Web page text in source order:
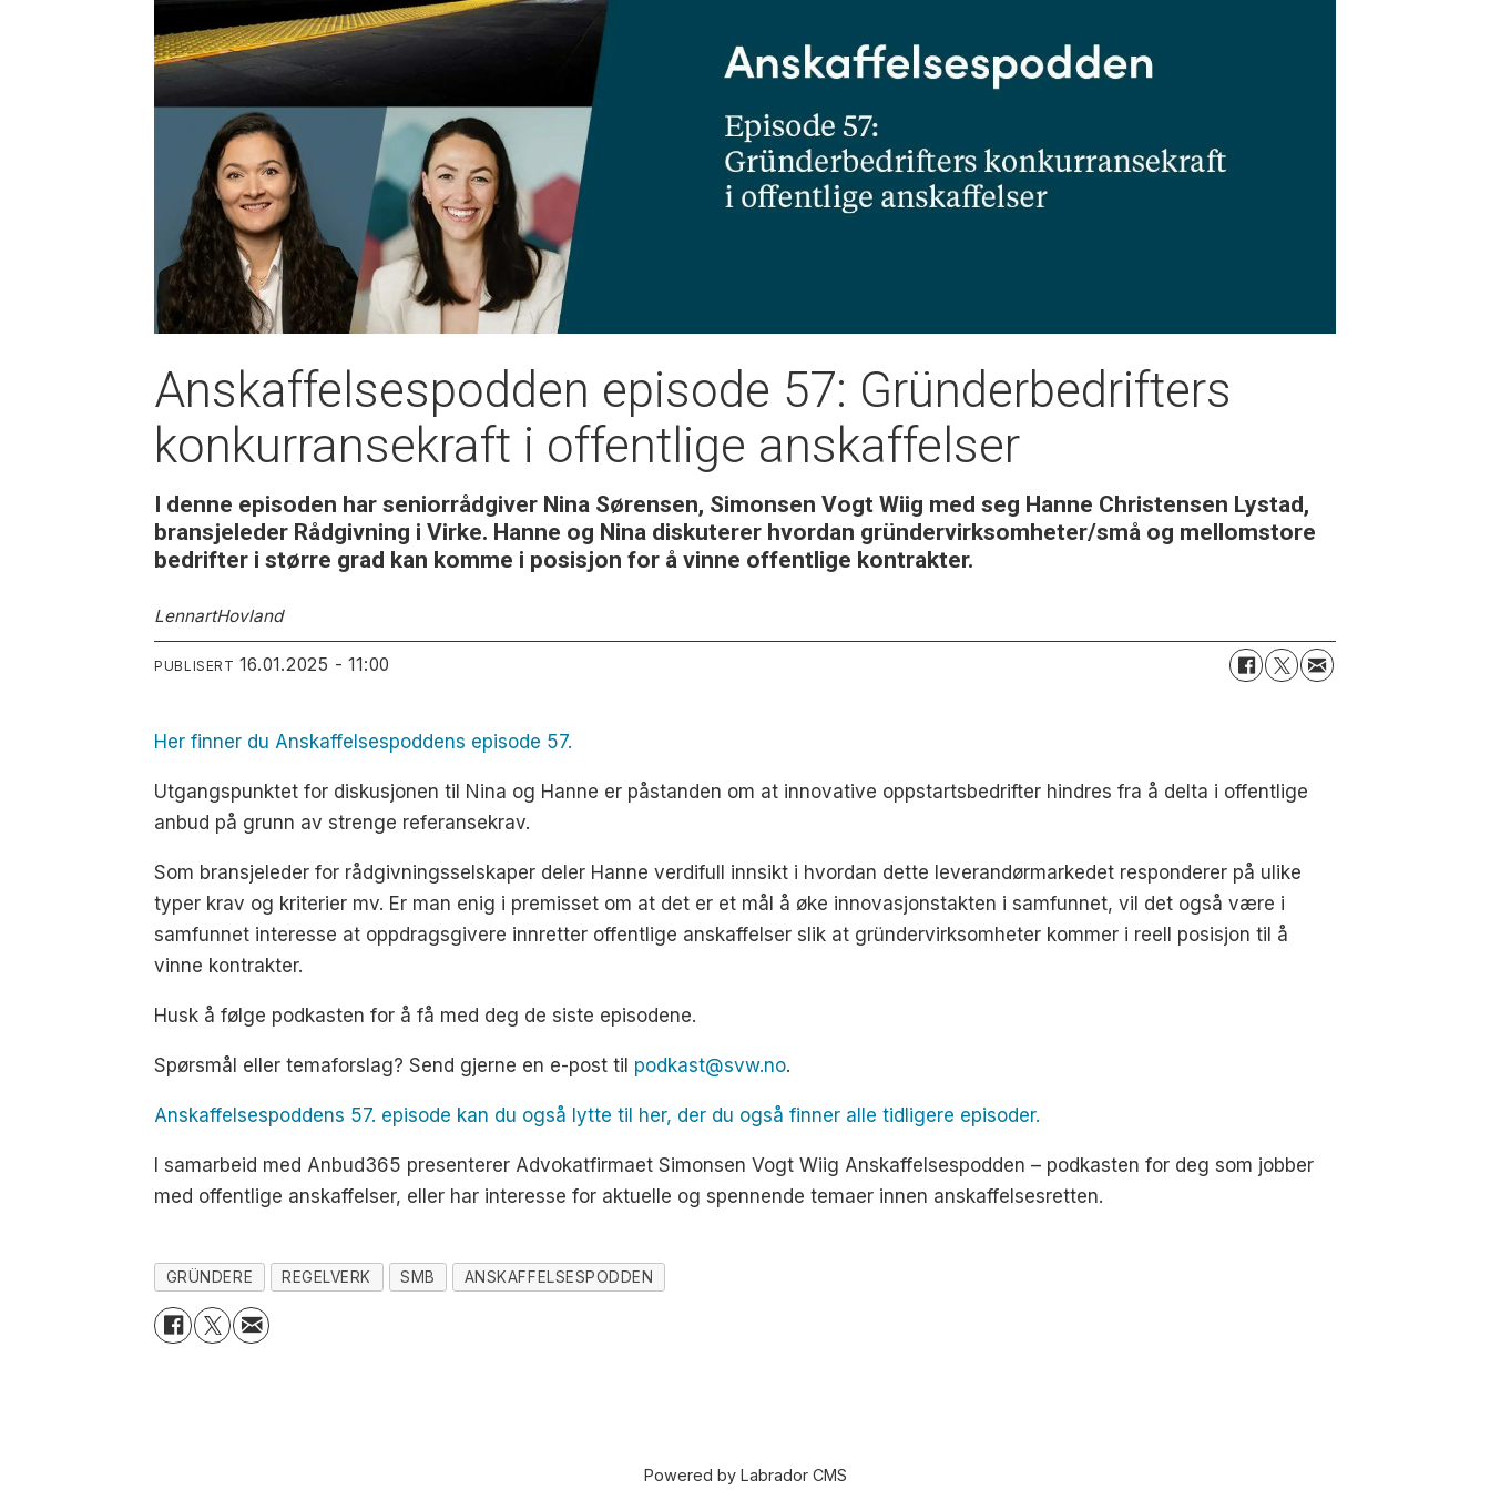
Anskaffelsespodden episode 57: Gründerbedrifters
konkurransekraft i offentlige anskaffelser
I denne episoden har seniorrådgiver Nina Sørensen, Simonsen Vogt Wiig med seg Hanne Christensen Lystad,
bransjeleder Rådgivning i Virke. Hanne og Nina diskuterer hvordan gründervirksomheter/små og mellomstore
bedrifter i større grad kan komme i posisjon for å vinne offentlige kontrakter.
LennartHovland
PUBLISERT 16.01.2025 - 11:00
Her finner du Anskaffelsespoddens episode 57.
Utgangspunktet for diskusjonen til Nina og Hanne er påstanden om at innovative oppstartsbedrifter hindres fra å delta i offentlige
anbud på grunn av strenge referansekrav.
Som bransjeleder for rådgivningsselskaper deler Hanne verdifull innsikt i hvordan dette leverandørmarkedet responderer på ulike
typer krav og kriterier mv. Er man enig i premisset om at det er et mål å øke innovasjonstakten i samfunnet, vil det også være i
samfunnet interesse at oppdragsgivere innretter offentlige anskaffelser slik at gründervirksomheter kommer i reell posisjon til å
vinne kontrakter.
Husk å følge podkasten for å få med deg de siste episodene.
Spørsmål eller temaforslag? Send gjerne en e-post til podkast@svw.no.
Anskaffelsespoddens 57. episode kan du også lytte til her, der du også finner alle tidligere episoder.
I samarbeid med Anbud365 presenterer Advokatfirmaet Simonsen Vogt Wiig Anskaffelsespodden – podkasten for deg som jobber
med offentlige anskaffelser, eller har interesse for aktuelle og spennende temaer innen anskaffelsesretten.
GRÜNDERE REGELVERK SMB ANSKAFFELSESPODDEN
Powered by Labrador CMS